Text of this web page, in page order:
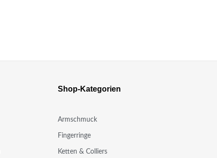
Shop-Kategorien
Armschmuck
Fingerringe
Ketten & Colliers